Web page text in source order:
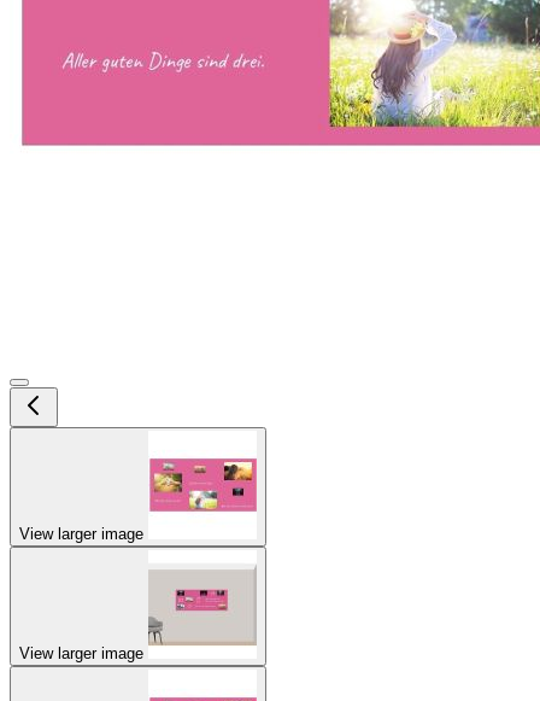
View larger image
View larger image